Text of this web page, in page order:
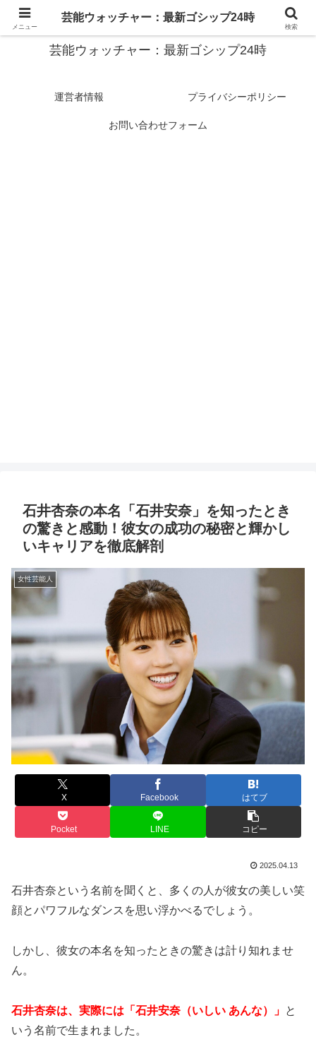
スターたちの裏側を徹底追跡！話題のゴシップがここに集結
芸能ウォッチャー：最新ゴシップ24時
運営者情報 プライバシーポリシー
お問い合わせフォーム
石井杏奈の本名「石井安奈」を知ったとき
の驚きと感動！彼女の成功の秘密と輝かし
いキャリアを徹底解剖
女性芸能人
X Facebook はてブ
Pocket LINE コピー
2025.04.13
石井杏奈という名前を聞くと、多くの人が彼女の美しい笑
顔とパワフルなダンスを思い浮かべるでしょう。
しかし、彼女の本名を知ったときの驚きは計り知れませ
ん。
石井杏奈は、実際には「石井安奈（いしい あんな）」 と
いう名前で生まれました。
メニュー
芸能ウォッチャー：最新ゴシップ24時
検索